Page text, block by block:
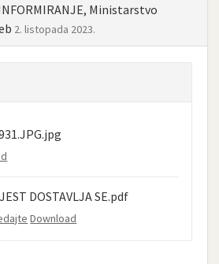
Ministarstvo
2. listopada 2023.
DOSTAVLJA SE.pdf
Download